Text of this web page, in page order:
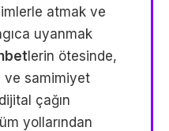
atmak ve
uyanmak
lerin ötesinde,
ve samimiyet
çağın
yollarından